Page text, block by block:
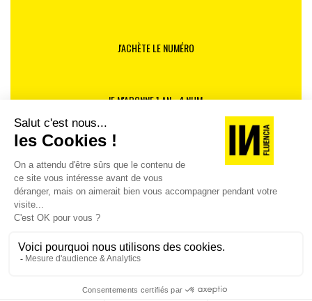
J'ACHÈTE LE NUMÉRO
JE M'ABONNE 1 AN - 4 NUM.
JE DÉCOUVRE LES NUMÉROS PRÉCÉDENTS
Je suis déjà abonné(e) :je consulte la revue en